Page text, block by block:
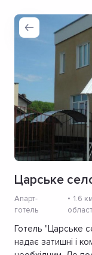
Царське
Апарт-
готель
1.6
Готель "Царське
надає затишні і